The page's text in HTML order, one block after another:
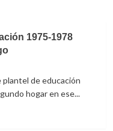
1975-1978
plantel de educación
hogar en ese...